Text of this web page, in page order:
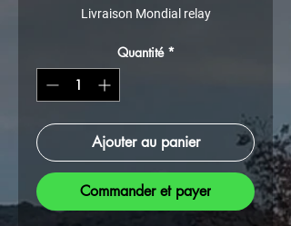
Livraison Mondial relay
Quantité *
Ajouter au panier
Commander et payer